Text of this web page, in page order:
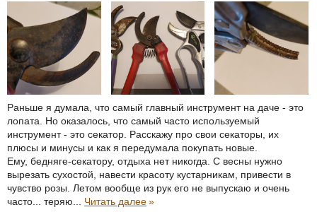
Раньше я думала, что самый главный инструмент на даче - это
лопата. Но оказалось, что самый часто используемый
инструмент - это секатор. Расскажу про свои секаторы, их
плюсы и минусы и как я передумала покупать новые.
Ему, бедняге-секатору, отдыха нет никогда. С весны нужно
вырезать сухостой, навести красоту кустарникам, привести в
чувство розы. Летом вообще из рук его не выпускаю и очень
часто... теряю... Читать далее»